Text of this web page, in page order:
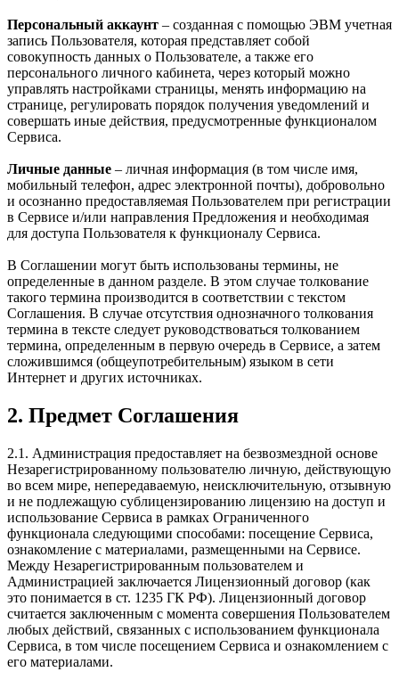
Персональный аккаунт – созданная с помощью ЭВМ учетная
запись Пользователя, которая представляет собой
совокупность данных о Пользователе, а также его
персонального личного кабинета, через который можно
управлять настройками страницы, менять информацию на
странице, регулировать порядок получения уведомлений и
совершать иные действия, предусмотренные функционалом
Сервиса.
Личные данные – личная информация (в том числе имя,
мобильный телефон, адрес электронной почты), добровольно
и осознанно предоставляемая Пользователем при регистрации
в Сервисе и/или направления Предложения и необходимая
для доступа Пользователя к функционалу Сервиса.
В Соглашении могут быть использованы термины, не
определенные в данном разделе. В этом случае толкование
такого термина производится в соответствии с текстом
Соглашения. В случае отсутствия однозначного толкования
термина в тексте следует руководствоваться толкованием
термина, определенным в первую очередь в Сервисе, а затем
сложившимся (общеупотребительным) языком в сети
Интернет и других источниках.
2. Предмет Соглашения
2.1. Администрация предоставляет на безвозмездной основе
Незарегистрированному пользователю личную, действующую
во всем мире, непередаваемую, неисключительную, отзывную
и не подлежащую сублицензированию лицензию на доступ и
использование Сервиса в рамках Ограниченного
функционала следующими способами: посещение Сервиса,
ознакомление с материалами, размещенными на Сервисе.
Между Незарегистрированным пользователем и
Администрацией заключается Лицензионный договор (как
это понимается в ст. 1235 ГК РФ). Лицензионный договор
считается заключенным с момента совершения Пользователем
любых действий, связанных с использованием функционала
Сервиса, в том числе посещением Сервиса и ознакомлением с
его материалами.